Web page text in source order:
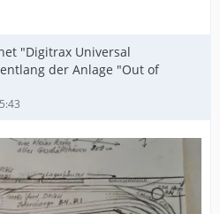
"Digitrax Universal
der Anlage "Out of